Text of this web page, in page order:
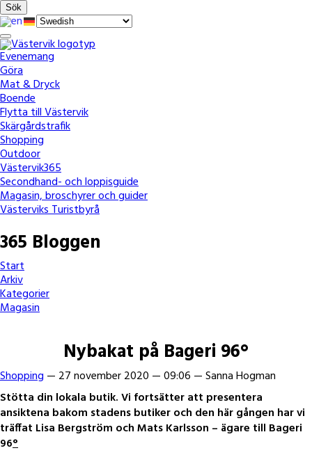
Hoppa
till
huvudnavigering
Skip
to
main
content
Hoppa
till
sidfot
Sök
Öppna
menyn
Evenemang
Göra
Mat & Dryck
Boende
Flytta till Västervik
Skärgårdstrafik
Shopping
Outdoor
Västervik365
Secondhand- och loppisguide
Magasin, broschyrer och guider
Västerviks Turistbyrå
365 Bloggen
Start
Arkiv
Kategorier
Magasin
Nybakat på Bageri 96°
Shopping — 27 november 2020 —09:06 —Sanna Hogman
Stötta din lokala butik. Vi fortsätter att presentera
ansiktena bakom stadens butiker och den här gången har vi
träffat Lisa Bergström och Mats Karlsson – ägare till Bageri
96°